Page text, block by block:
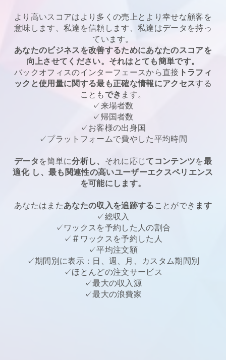
より高いスコアはより多くの売上とより幸せな顧客を
意味します、私達を信頼します、私達はデータを持っ
ています。
あなたのビジネスを改善するためにあなたのスコアを
向上させてください。それはとても簡単です。
バックオフィスのインターフェースから直接 トラフィ
ックと使用量に関する最も正確な情報にアクセスする
こともでき ます。
✓来場者数
✓帰国者数
✓お客様の出身国
✓プラットフォームで費やした平均時間
データ を簡単に分析し、 それに応じてコンテンツを最
適化 し、最も関連性の高いユーザーエクスペリエンス
を可能にします。
あなたはまたあなたの収入を追跡する ことができ ます
✓総収入
✓ワックスを予約した人の割合
✓＃ワックスを予約した人
✓平均注文額
✓期間別に表示：日、週、月、カスタム期間別
✓ほとんどの注文サービス
✓最大の収入源
✓最大の浪費家